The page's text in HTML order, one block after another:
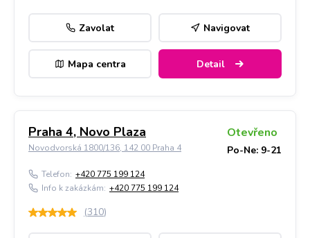
Zavolat Navigovat
Mapa centra Detail
Praha 4, Novo Plaza
Novodvorská 1800/136, 142 00 Praha 4
Otevřeno
Po-Ne: 9-21
Telefon: +420 775 199 124
Info k zakázkám: +420 775 199 124
(310)